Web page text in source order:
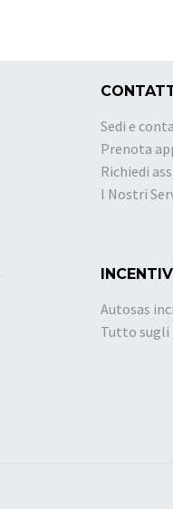
Sedi e
Prenota
Richiedi
I Nostri
Autosas
Tutto sugli